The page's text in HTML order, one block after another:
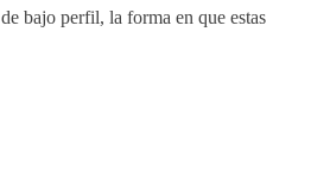
bajo perfil, la forma en que estas